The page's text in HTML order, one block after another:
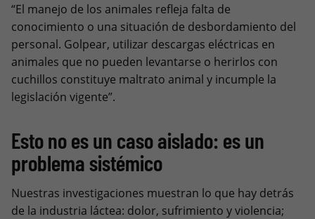
“El manejo de los animales refleja falta de
conocimiento o una situación de desbordamiento del
personal. Golpear, utilizar descargas eléctricas en
animales que no pueden levantarse o herirlos con
cuchillos constituye maltrato animal y incumple la
legislación vigente”.
Esto no es un caso aislado: es un
problema sistémico
Nuestras investigaciones muestran lo que hay detrás
de la industria láctea: dolor, sufrimiento y violencia;